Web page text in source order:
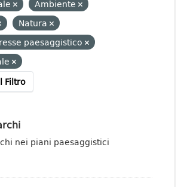
Ambiente
Natura
paesaggistico
Filtro
nei piani paesaggistici